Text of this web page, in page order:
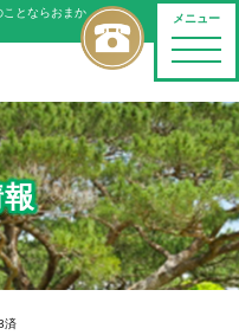
メニュー
toggle
とならおまか
済